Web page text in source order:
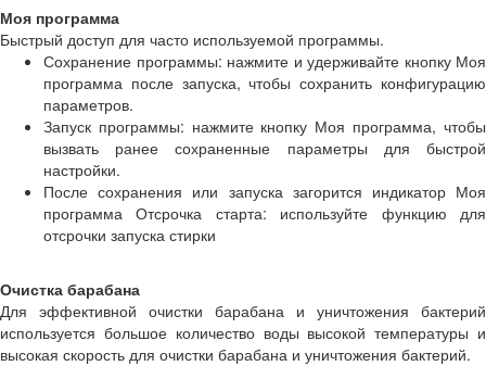
Моя программа
Быстрый доступ для часто используемой программы.
Сохранение программы: нажмите и удерживайте кнопку Моя
программа после запуска, чтобы сохранить конфигурацию
параметров.
Запуск программы: нажмите кнопку Моя программа, чтобы
вызвать ранее сохраненные параметры для быстрой
настройки.
После сохранения или запуска загорится индикатор Моя
программа Отсрочка старта: используйте функцию для
отсрочки запуска стирки
Очистка барабана
Для эффективной очистки барабана и уничтожения бактерий
используется большое количество воды высокой температуры и
высокая скорость для очистки барабана и уничтожения бактерий.